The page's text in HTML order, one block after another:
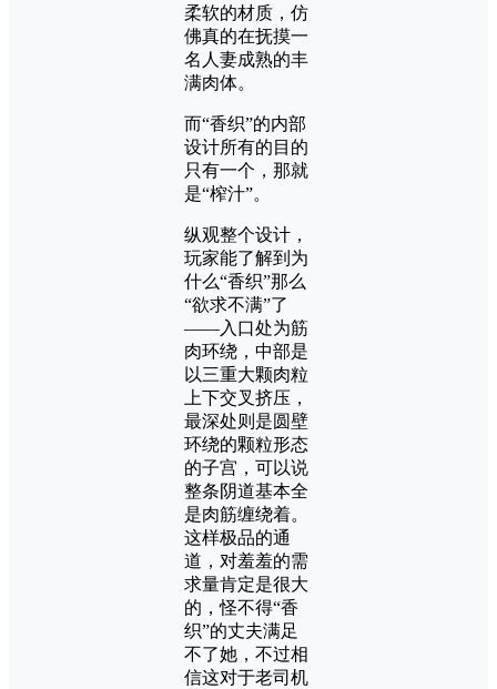
柔软的材质，仿
佛真的在抚摸一
名人妻成熟的丰
满肉体。
而“香织”的内部
设计所有的目的
只有一个，那就
是“榨汁”。
纵观整个设计，
玩家能了解到为
什么“香织”那么
“欲求不满”了
——入口处为筋
肉环绕，中部是
以三重大颗肉粒
上下交叉挤压，
最深处则是圆壁
环绕的颗粒形态
的子宫，可以说
整条阴道基本全
是肉筋缠绕着。
这样极品的通
道，对羞羞的需
求量肯定是很大
的，怪不得“香
织”的丈夫满足
不了她，不过相
信这对于老司机